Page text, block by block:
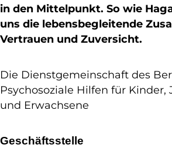
in den Mittelpunkt. So wie
uns die lebensbegleitende
Vertrauen und Zuversicht.
Die Dienstgemeinschaft des
Psychosoziale Hilfen für Kinder,
und Erwachsene
Geschäftsstelle